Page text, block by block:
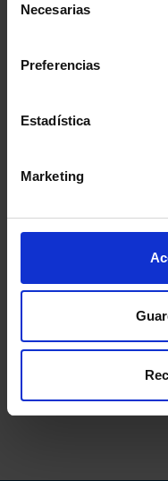
Necesarias
Preferencias
Estadística
Marketing